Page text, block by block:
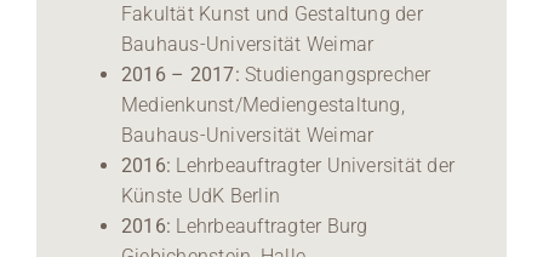
Fakultät Kunst und Gestaltung der
Bauhaus-Universität Weimar
2016 – 2017: Studiengangsprecher
Medienkunst/Mediengestaltung,
Bauhaus-Universität Weimar
2016: Lehrbeauftragter Universität der
Künste UdK Berlin
2016: Lehrbeauftragter Burg